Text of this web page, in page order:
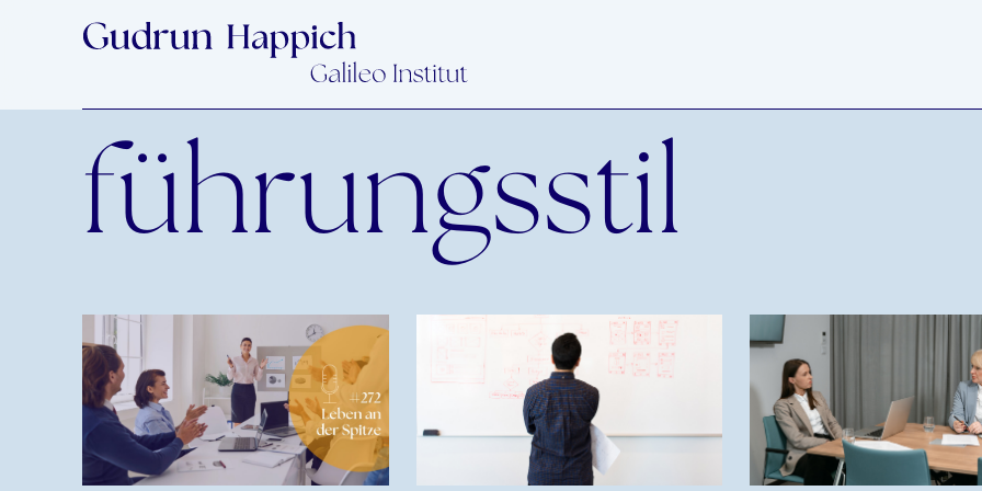
führungsstil
Beitragsnavigation